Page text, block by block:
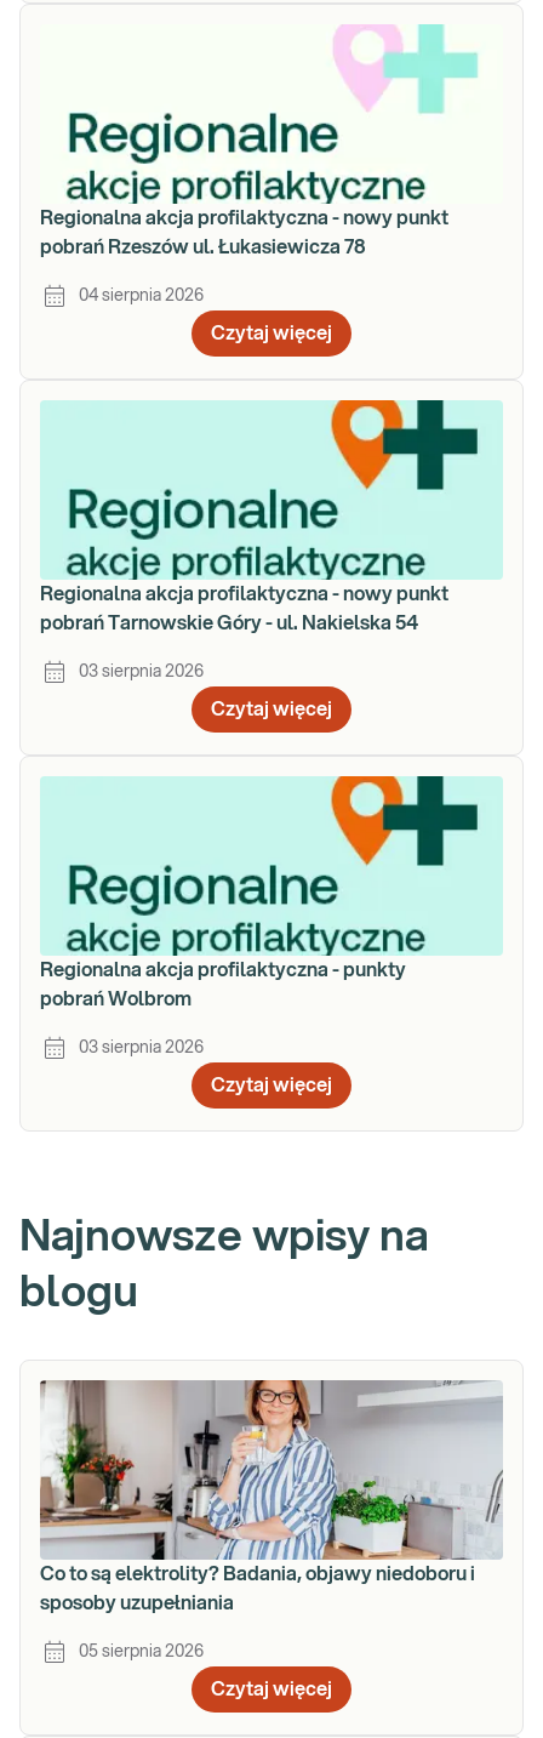
Regionalna akcja profilaktyczna - nowy punkt
pobrań Rzeszów ul. Łukasiewicza 78
04 sierpnia 2026
Czytaj więcej
Regionalna akcja profilaktyczna - nowy punkt
pobrań Tarnowskie Góry - ul. Nakielska 54
03 sierpnia 2026
Czytaj więcej
Regionalna akcja profilaktyczna - punkty
pobrań Wolbrom
03 sierpnia 2026
Czytaj więcej
Najnowsze wpisy na
blogu
Co to są elektrolity? Badania, objawy niedoboru i
sposoby uzupełniania
05 sierpnia 2026
Czytaj więcej